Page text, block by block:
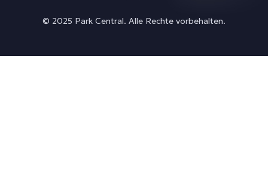
© 2025 Park Central. Alle Rechte vorbehalten.